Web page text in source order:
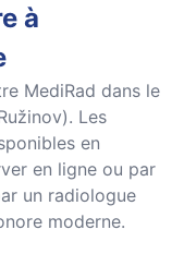
à
MediRad dans le
Les
en
en ligne ou par
un radiologue
moderne.